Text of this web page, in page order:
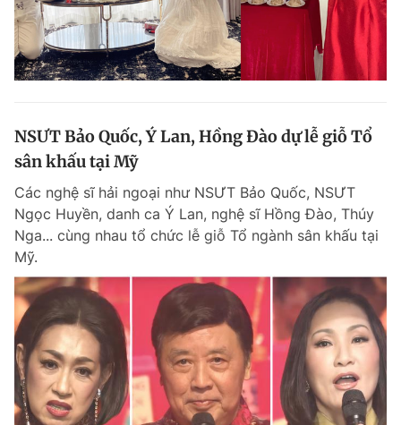
NSƯT Bảo Quốc, Ý Lan, Hồng Đào dự lễ giỗ Tổ
sân khấu tại Mỹ
Các nghệ sĩ hải ngoại như NSƯT Bảo Quốc, NSƯT
Ngọc Huyền, danh ca Ý Lan, nghệ sĩ Hồng Đào, Thúy
Nga... cùng nhau tổ chức lễ giỗ Tổ ngành sân khấu tại
Mỹ.